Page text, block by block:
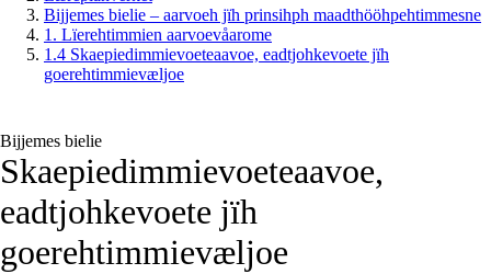
Bijjemes bielie – aarvoeh jïh prinsihph maadthööhpehtimmesne
1. Lïerehtimmien aarvoevåarome
1.4 Skaepiedimmievoeteaavoe, eadtjohkevoete jïh
goerehtimmievæljoe
Bijjemes bielie
Skaepiedimmievoeteaavoe,
eadtjohkevoete jïh
goerehtimmievæljoe